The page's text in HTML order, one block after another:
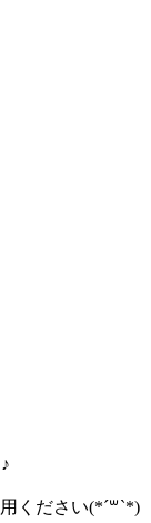
ください(*´꒳`*)